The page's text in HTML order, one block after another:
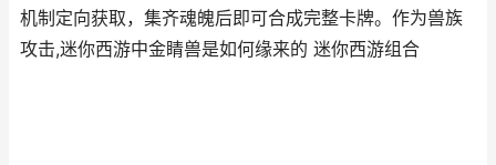
机制定向获取，集齐魂魄后即可合成完整卡牌。作为兽族
攻击,迷你西游中金睛兽是如何缘来的 迷你西游组合